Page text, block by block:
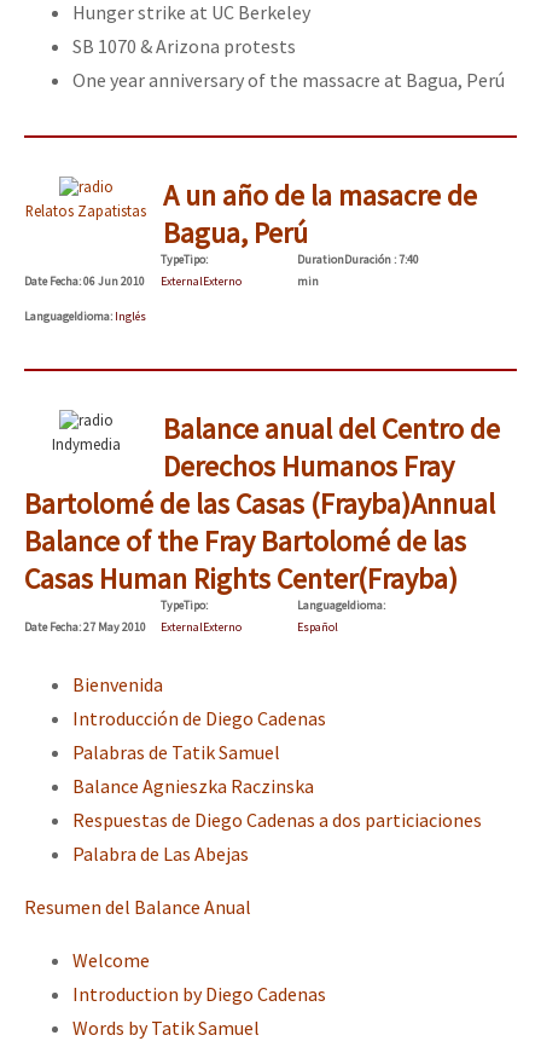
Hunger strike at UC Berkeley
SB 1070 & Arizona protests
One year anniversary of the massacre at Bagua, Perú
Relatos Zapatistas
A un año de la masacre de
Bagua, Perú
DateFecha: 06 Jun 2010
TypeTipo:
ExternalExterno
DurationDuración: 7:40
min
LanguageIdioma: Inglés
Indymedia
Balance anual del Centro de
Derechos Humanos Fray
Bartolomé de las Casas (Frayba)Annual
Balance of the Fray Bartolomé de las
Casas Human Rights Center(Frayba)
DateFecha: 27 May 2010
TypeTipo:
ExternalExterno
LanguageIdioma:
Español
Bienvenida
Introducción de Diego Cadenas
Palabras de Tatik Samuel
Balance Agnieszka Raczinska
Respuestas de Diego Cadenas a dos particiaciones
Palabra de Las Abejas
Resumen del Balance Anual
Welcome
Introduction by Diego Cadenas
Words by Tatik Samuel